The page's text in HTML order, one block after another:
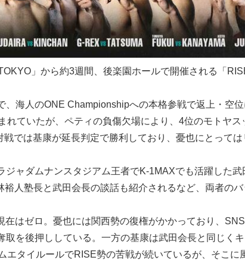
」から約3週間、後楽園ホールで開催される「
海人のONE Championshipへの本格参戦で返上・空
ていたが、ペティの負傷欠場により、4位のモトヤス
では基康が延長判定で勝利しており、憂也にとって
ャダムナンスタジアム王者でK-1MAXでも活躍した武
人塾長と武田会長の談話も紹介されるなど、両者の
はゼロ。憂也には関西勢の復権がかかっており、
を後押ししている。一方の基康は武田会長と同じく
タイルールでRISE勢の苦戦が続いているが、そこに